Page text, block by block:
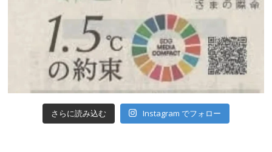
さらに読み込む Instagram でフォロー